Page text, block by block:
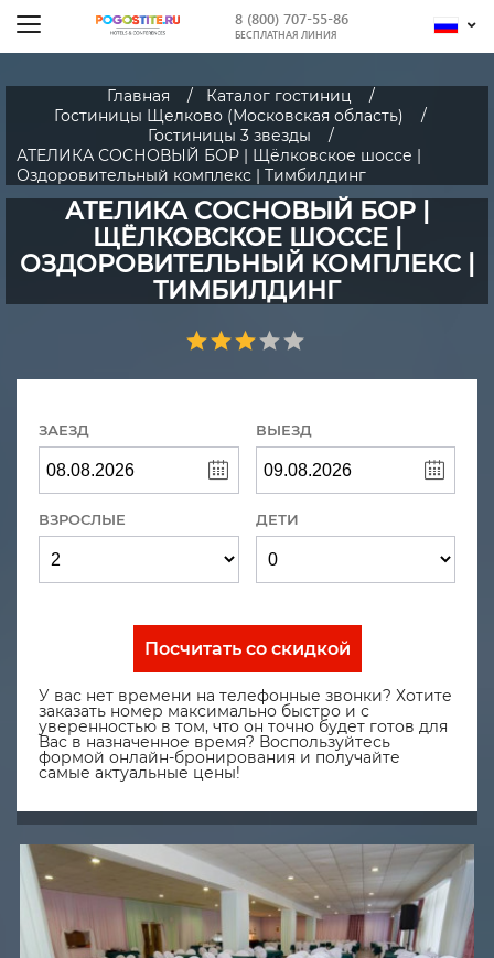
8 (800) 707-55-86
БЕСПЛАТНАЯ ЛИНИЯ
Главная
Каталог гостиниц
Гостиницы Щелково (Московская область)
Гостиницы 3 звезды
АТЕЛИКА СОСНОВЫЙ БОР | Щёлковское шоссе |
Оздоровительный комплекс | Тимбилдинг
АТЕЛИКА СОСНОВЫЙ БОР |
ЩЁЛКОВСКОЕ ШОССЕ |
ОЗДОРОВИТЕЛЬНЫЙ КОМПЛЕКС |
ТИМБИЛДИНГ
ЗАЕЗД ВЫЕЗД
ВЗРОСЛЫЕ ДЕТИ
Посчитать со скидкой
У вас нет времени на телефонные звонки? Хотите
заказать номер максимально быстро и с
уверенностью в том, что он точно будет готов для
Вас в назначенное время? Воспользуйтесь
формой онлайн-бронирования и получайте
самые актуальные цены!